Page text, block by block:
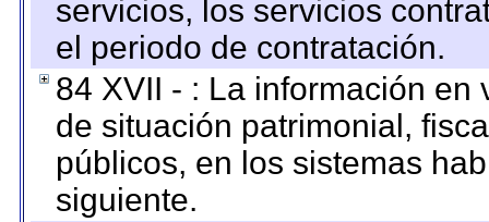
servicios, los servicios
el periodo de contratación.
84 XVII - : La información
de situación patrimonial,
públicos, en los sistemas
siguiente.